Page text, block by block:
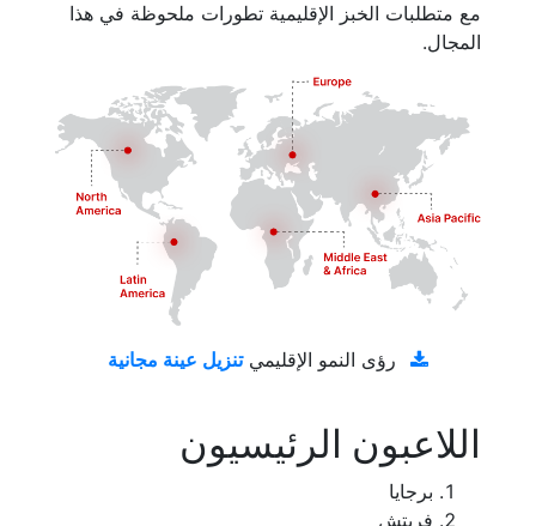
مع متطلبات الخبز الإقليمية تطورات ملحوظة في هذا
المجال.
رؤى النمو الإقليمي
اللاعبون الرئيسيون
برجايا
فريتش